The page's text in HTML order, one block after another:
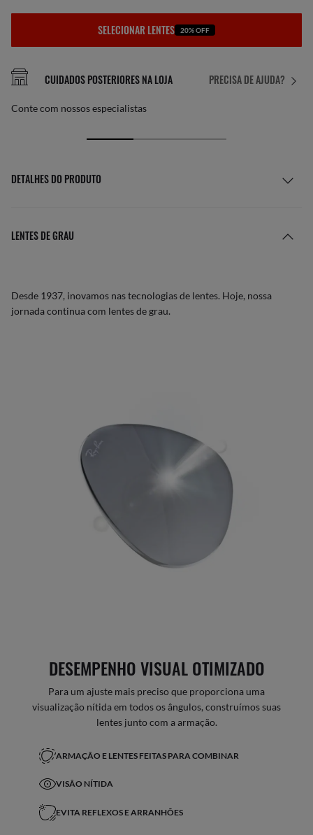
SELECIONAR LENTES 20% OFF
PRECISA DE AJUDA?
CUIDADOS POSTERIORES NA LOJA
Conte com nossos especialistas
DETALHES DO PRODUTO
LENTES DE GRAU
Desde 1937, inovamos nas tecnologias de lentes. Hoje, nossa
jornada continua com lentes de grau.
DESEMPENHO VISUAL OTIMIZADO
Para um ajuste mais preciso que proporciona uma
visualização nítida em todos os ângulos, construímos suas
lentes junto com a armação.
ARMAÇÃO E LENTES FEITAS PARA COMBINAR
VISÃO NÍTIDA
EVITA REFLEXOS E ARRANHÕES